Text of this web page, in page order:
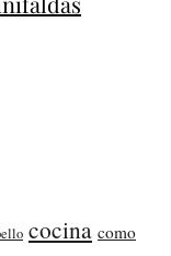
cocina como